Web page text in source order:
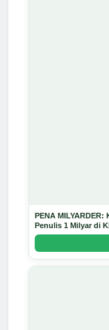
PENA
Penulis 1 Milyar di